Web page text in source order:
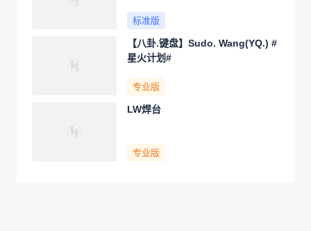
标准版
【八卦.键盘】Sudo. Wang(YQ.) #
星火计划#
专业版
LW焊台
专业版